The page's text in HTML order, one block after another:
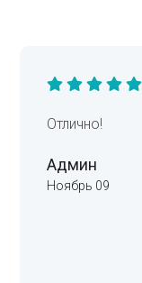
Отлично!
Админ
Ноябрь 09